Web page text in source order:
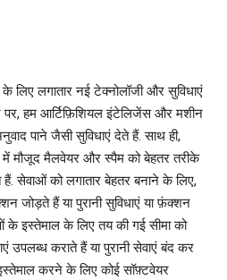
लिए लगातार नई टेक्नोलॉजी और सुविधाएं
हम आर्टिफ़िशियल इंटेलिजेंस और मशीन
पाने जैसी सुविधाएं देते हैं. साथ ही,
मौजूद मैलवेयर और स्पैम को बेहतर तरीके
सेवाओं को लगातार बेहतर बनाने के लिए,
जोड़ते हैं या पुरानी सुविधाएं या फ़ंक्शन
के इस्तेमाल के लिए तय की गई सीमा को
कराते हैं या पुरानी सेवाएं बंद कर
करने के लिए कोई सॉफ़्टवेयर